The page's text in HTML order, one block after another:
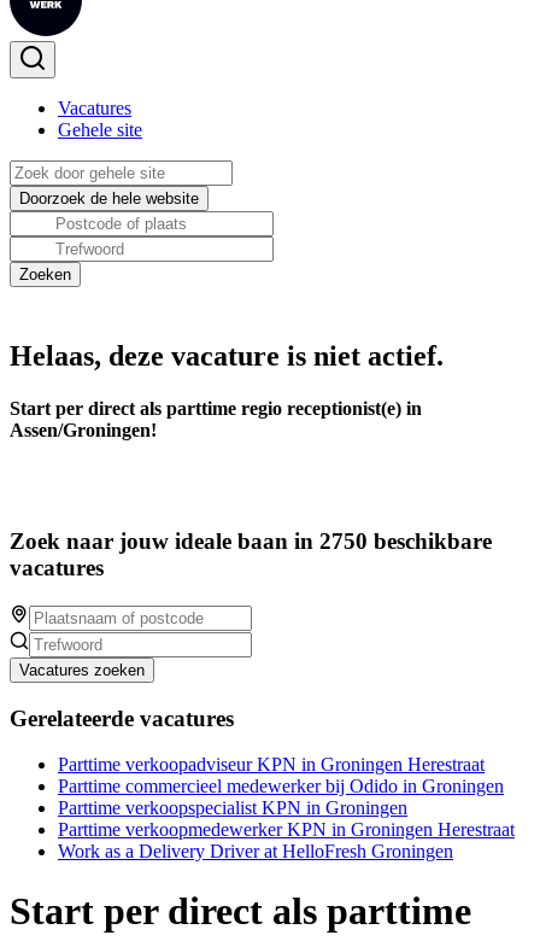
Vacatures
Gehele site
Helaas, deze vacature is niet actief.
Start per direct als parttime regio receptionist(e) in
Assen/Groningen!
Zoek naar jouw ideale baan in 2750 beschikbare
vacatures
Vacatures zoeken
Gerelateerde vacatures
Parttime verkoopadviseur KPN in Groningen Herestraat
Parttime commercieel medewerker bij Odido in Groningen
Parttime verkoopspecialist KPN in Groningen
Parttime verkoopmedewerker KPN in Groningen Herestraat
Work as a Delivery Driver at HelloFresh Groningen
Start per direct als parttime